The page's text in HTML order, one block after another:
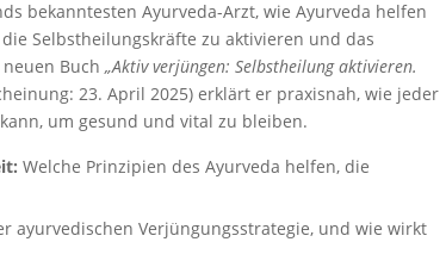
bekanntesten Ayurveda-Arzt, wie Ayurveda helfen
Selbstheilungskräfte zu aktivieren und das
Buch „Aktiv verjüngen: Selbstheilung aktivieren.
23. April 2025) erklärt er praxisnah, wie jeder
um gesund und vital zu bleiben.
Welche Prinzipien des Ayurveda helfen, die
ayurvedischen Verjüngungsstrategie, und wie wirkt